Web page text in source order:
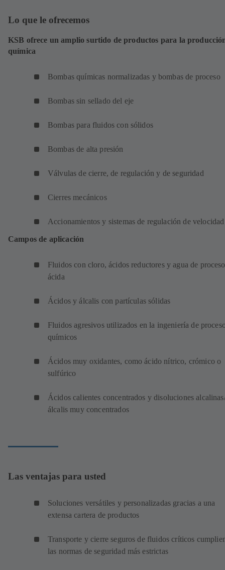
Lo que le ofrecemos
KSB ofrece un amplio surtido de productos para la
química
Bombas químicas normalizadas y bombas de proceso
Bombas sin sellado del eje
Bombas para fluidos con sólidos
Bombas de alta presión
Válvulas de cierre, de regulación y de seguridad
Cierres mecánicos
Accionamientos y sistemas de regulación de velocidad
Campos de aplicación
Fluidos con cloro, ácidos reductores y agua de proceso
ácida
Ácidos y álcalis con partículas sólidas
Fluidos agresivos utilizados en la ingeniería de
químicos
Ácidos muy oxidantes, como ácido nítrico, crómico o
sulfúrico
Ácidos calientes concentrados y disoluciones
álcalis muy concentrados
Las ventajas para usted
Soluciones versátiles y personalizadas gracias a una
extensa cartera de productos
Transporte y cierre seguros de fluidos críticos
las normas de seguridad más estrictas